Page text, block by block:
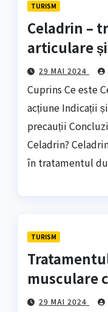
TURISM
Celadrin –
articulare
29 MAI 2024
Cuprins Ce este
acțiune Indicații
precauții
Celadrin?
în tratamentul
TURISM
musculare
29 MAI 2024